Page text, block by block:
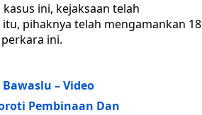
ini, kejaksaan telah
pihaknya telah mengamankan 18
ini.
– Video
Pembinaan Dan